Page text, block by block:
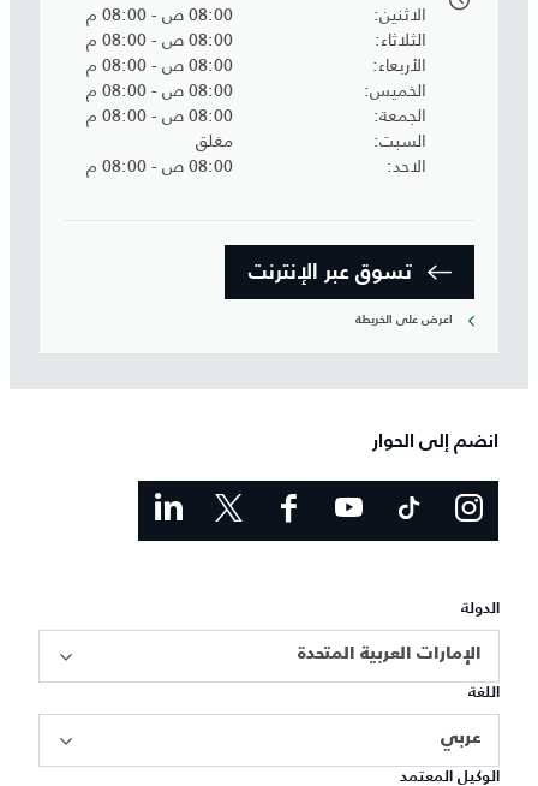
الاثنين
08:00 ص - 08:00 م
الثلاثاء
08:00 ص - 08:00 م
الأربعاء
08:00 ص - 08:00 م
الخميس
08:00 ص - 08:00 م
الجمعة
08:00 ص - 08:00 م
السبت
مغلق
الاحد
08:00 ص - 08:00 م
تسوق عبر الإنترنت
اعرض على الخريطة
انضم إلى الحوار
الدولة
الإمارات العربية المتحدة
اللغة
عربي
الوكيل المعتمد